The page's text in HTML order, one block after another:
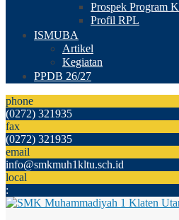
Prospek Program
Profil RPL
ISMUBA
Artikel
Kegiatan
PPDB 26/27
phone
(0272) 321935
fax
(0272) 321935
email
info@smkmuh1kltu.sch.id
local
: